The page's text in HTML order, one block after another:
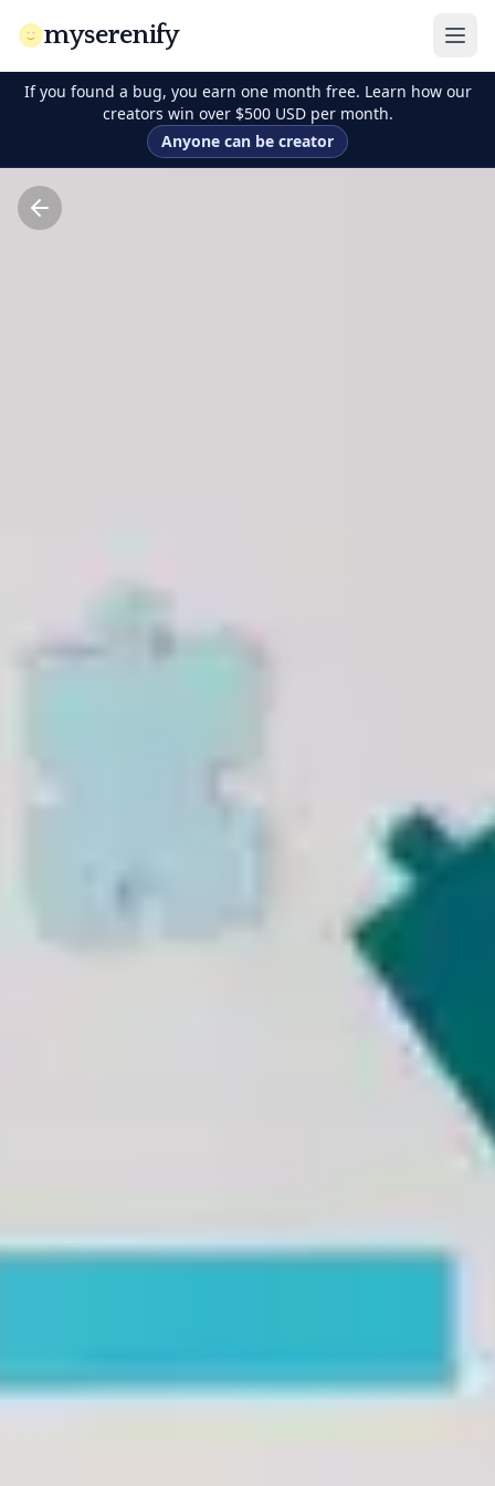
myserenify
If you found a bug, you earn one month free. Learn how our
creators win over $500 USD per month.
Anyone can be creator